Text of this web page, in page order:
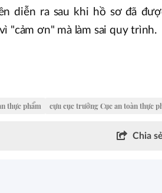
diễn ra sau khi hồ sơ đã
"cảm ơn" mà làm sai quy trình.
thực phẩm cựu cục trưởng Cục an toàn thực
Chia sẻ